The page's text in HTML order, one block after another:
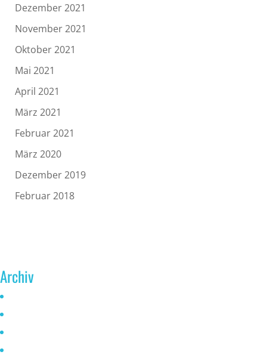
Dezember 2021
November 2021
Oktober 2021
Mai 2021
April 2021
März 2021
Februar 2021
März 2020
Dezember 2019
Februar 2018
Archiv